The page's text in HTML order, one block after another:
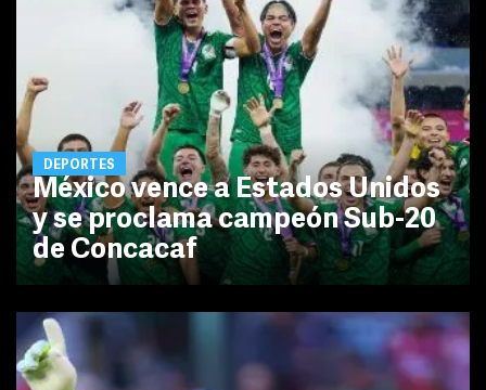
DEPORTES
México vence a Estados Unidos
y se proclama campeón Sub-20
de Concacaf